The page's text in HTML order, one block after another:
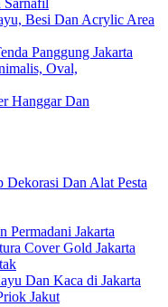
Sarnafil
Besi Dan Acrylic Area
Panggung Jakarta
Oval,
Hanggar Dan
Dekorasi Dan Alat Pesta
Permadani Jakarta
Cover Gold Jakarta
Dan Kaca di Jakarta
Jakut